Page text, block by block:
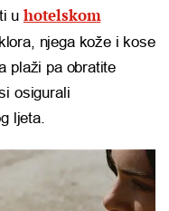
u hotelskom
njega kože i kose
plaži pa obratite
osigurali
ljeta.